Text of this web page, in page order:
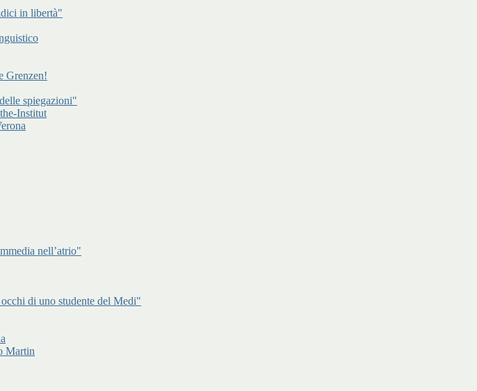
in libertà"
Grenzen!
spiegazioni"
Institut
nell’atrio"
di uno studente del Medi"
Martin